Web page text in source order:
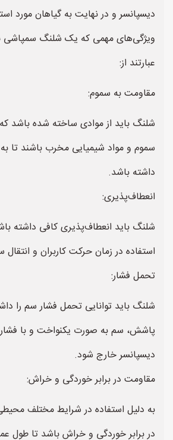
دیسپانسر و در نهایت به گیاهان مورد
ویژگی‌های مهمی که یک شلنگ سمپاشی
عبارتند از:
مقاومت به سموم:
شلنگ باید از موادی ساخته شده باشد که
سموم و مواد شیمیایی مخرب باشند تا
داشته باشد.
انعطاف‌پذیری:
شلنگ باید انعطاف‌پذیری کافی داشته
استفاده در زمان حرکت کاربران و
تحمل فشار:
شلنگ باید توانایی تحمل فشار سم را
پاشش، سم به صورت یکنواخت و با فشار
دیسپانسر خارج شود.
مقاومت در برابر خوردگی و خراش:
به دلیل استفاده در شرایط مختلف
در برابر خوردگی و خراش باشد تا طول